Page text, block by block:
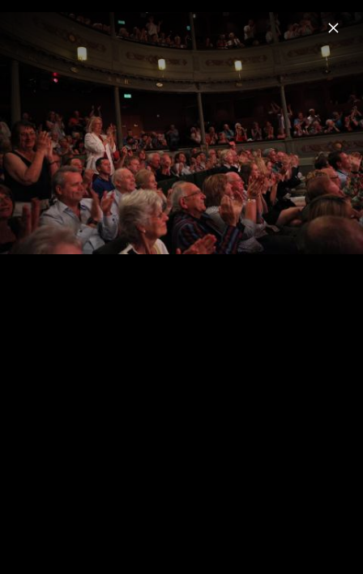
Menu
Lisa Batiashvili
Home News Musik Videos Fotos Biografie
City Lights